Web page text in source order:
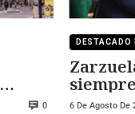
0
DESTACADO
visitar
6 De Agosto De